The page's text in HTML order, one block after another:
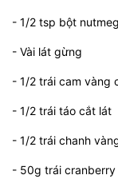
- 1/2 tsp bột nutmeg
- Vài lát gừng
- 1/2 trái cam vàng
- 1/2 trái táo cắt lát
- 1/2 trái chanh
- 50g trái cranberry